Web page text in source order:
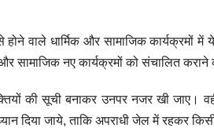
वाले धार्मिक और सामाजिक कार्यक्रमों
सामाजिक नए कार्यक्रमों को संचालित कराने
की सूची बनाकर उनपर नजर खी जाए।
दिया जाये, ताकि अपराधी जेल में रहकर